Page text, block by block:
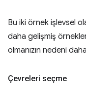
Bu iki örnek işlevsel
daha gelişmiş
olmanızın nedeni
Çevreleri seçme